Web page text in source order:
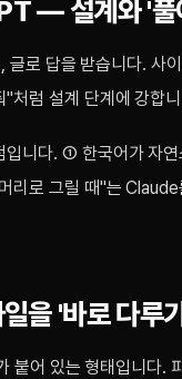
— 설계와 '풀
로 답을 받습니다. 사
처럼 설계 단계에 강합
입니다. ① 한국어가 자
리로 그릴 때"는
을 '바로 다루
어 있는 형태입니다.